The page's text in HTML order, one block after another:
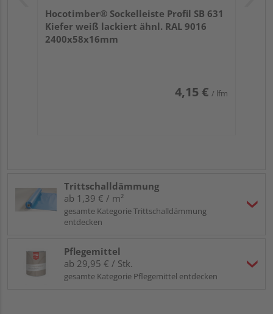
Hocotimber® Sockelleiste Profil SB 631
Kiefer weiß lackiert ähnl. RAL 9016
2400x58x16mm
4,15 € / lfm
Trittschalldämmung
ab 1,39 € / m²
gesamte Kategorie Trittschalldämmung
entdecken
Pflegemittel
ab 29,95 € / Stk.
gesamte Kategorie Pflegemittel entdecken